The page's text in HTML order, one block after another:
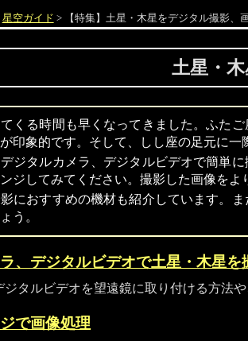
星空ガイド > 【特集】土星・木星をデジタル撮影、
土星・
くる時間も早くなってきました。ふた
印象的です。そして、しし座の足元に一
ジタルカメラ、デジタルビデオで簡単
ジしてみてください。撮影した画像を
におすすめの機材も紹介しています。
う。
、デジタルビデオで土星・木星を
タルビデオを望遠鏡に取り付ける方法
で画像処理